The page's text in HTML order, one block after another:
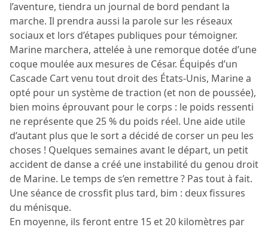
l’aventure, tiendra un journal de bord pendant la
marche. Il prendra aussi la parole sur les réseaux
sociaux et lors d’étapes publiques pour témoigner.
Marine marchera, attelée à une remorque dotée d’une
coque moulée aux mesures de César. Équipés d’un
Cascade Cart venu tout droit des États-Unis, Marine a
opté pour un système de traction (et non de poussée),
bien moins éprouvant pour le corps : le poids ressenti
ne représente que 25 % du poids réel. Une aide utile
d’autant plus que le sort a décidé de corser un peu les
choses ! Quelques semaines avant le départ, un petit
accident de danse a créé une instabilité du genou droit
de Marine. Le temps de s’en remettre ? Pas tout à fait.
Une séance de crossfit plus tard, bim : deux fissures
du ménisque.
En moyenne, ils feront entre 15 et 20 kilomètres par